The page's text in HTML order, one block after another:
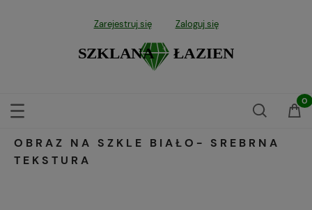
Zarejestruj się Zaloguj się
OBRAZ NA SZKLE BIAŁO- SREBRNA
TEKSTURA